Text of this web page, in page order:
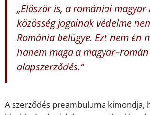
„Először is, a romániai magyar
közösség jogainak védelme
Románia belügye. Ezt nem én
hanem maga a magyar–román
alapszerződés.”
A szerződés preambuluma kimondja,